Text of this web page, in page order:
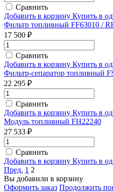
Сравнить
Добавить в корзину Купить в
Фильтр топливный FF63010 /
17 500 ₽
Сравнить
Добавить в корзину Купить в
Фильтр-сепаратор топливный
22 295 ₽
Сравнить
Добавить в корзину Купить в
Модуль топливный FH22240
27 533 ₽
Сравнить
Добавить в корзину Купить в
Пред. 1 2
Вы добавили в корзину
Оформить заказ Продолжить